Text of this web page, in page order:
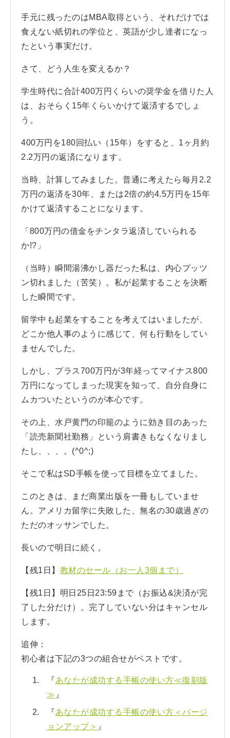
手元に残ったのはMBA取得という、それだけでは
食えない紙切れの学位と、英語が少し達者になっ
たという事実だけ。
さて、どう人生を変えるか？
学生時代に合計400万円くらいの奨学金を借りた人
は、おそらく15年くらいかけて返済するでしょ
う。
400万円を180回払い（15年）をすると、1ヶ月約
2.2万円の返済になります。
当時、計算してみました。普通に考えたら毎月2.2
万円の返済を30年、または2倍の約4.5万円を15年
かけて返済することになります。
「800万円の借金をチンタラ返済していられる
か!?」
（当時）瞬間湯沸かし器だった私は、内心プッツ
ン切れました（苦笑）。私が起業することを決断
した瞬間です。
留学中も起業をすることを考えてはいましたが、
どこか他人事のように感じて、何も行動をしてい
ませんでした。
しかし、プラス700万円が3年経ってマイナス800
万円になってしまった現実を知って、自分自身に
ムカついたというのが本心です。
その上、水戸黄門の印籠のように効き目のあった
「読売新聞社勤務」という肩書きもなくなりまし
たし、、、。(^0^;)
そこで私はSD手帳を使って目標を立てました。
このときは、まだ商業出版を一冊もしていませ
ん。アメリカ留学に失敗した、無名の30歳過ぎの
ただのオッサンでした。
長いので明日に続く。
【残1日】 教材のセール（お一人3個まで）
【残1日】明日25日23:59まで（お振込&決済が完
了した分だけ）。完了していない分はキャンセル
します。
追伸：
初心者は下記の3つの組合せがベストです。
『あなたが成功する手帳の使い方≪復刻版
≫ 』
『あなたが成功する手帳の使い方＜バージ
ョンアップ＞ 』